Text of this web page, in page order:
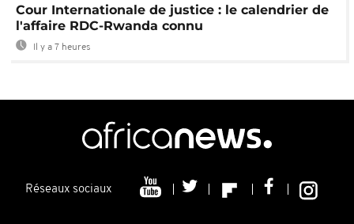
Cour Internationale de justice : le calendrier de
l'affaire RDC-Rwanda connu
Il y a 7 heures
Réseaux sociaux